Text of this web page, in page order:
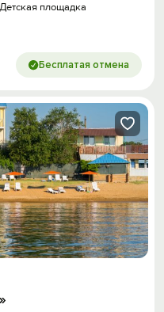
Детская площадка
Бесплатая отмена